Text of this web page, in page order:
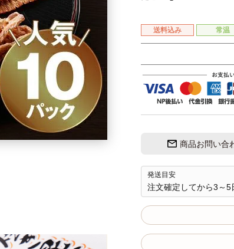
送料込み 常温
商品お問い合
発送目安
注文確定してから3～5